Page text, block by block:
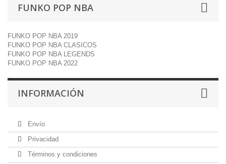
FUNKO POP NBA
FUNKO POP NBA 2019
FUNKO POP NBA CLASICOS
FUNKO POP NBA LEGENDS
FUNKO POP NBA 2022
INFORMACIÓN
Envío
Privacidad
Términos y condiciones